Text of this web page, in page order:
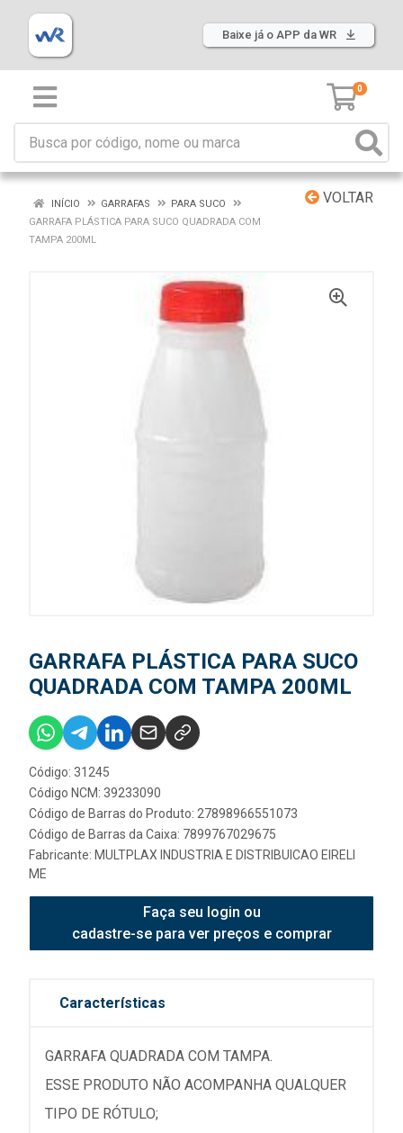
Baixe já o APP da WR
0
VOLTAR
INÍCIO GARRAFAS
PARA SUCO
GARRAFA PLÁSTICA PARA SUCO QUADRADA COM
TAMPA 200ML
GARRAFA PLÁSTICA PARA SUCO
QUADRADA COM TAMPA 200ML
Código: 31245
Código NCM: 39233090
Código de Barras do Produto: 27898966551073
Código de Barras da Caixa: 7899767029675
Fabricante: MULTPLAX INDUSTRIA E DISTRIBUICAO EIRELI
ME
Faça seu login ou
cadastre-se para ver preços e comprar
Características
GARRAFA QUADRADA COM TAMPA.
ESSE PRODUTO NÃO ACOMPANHA QUALQUER
TIPO DE RÓTULO;